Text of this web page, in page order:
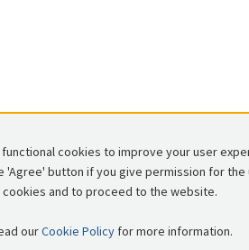
cookies to improve your user
'Agree' button if you give permission for the
and to proceed to the website.
ourCookie Policy for more information.